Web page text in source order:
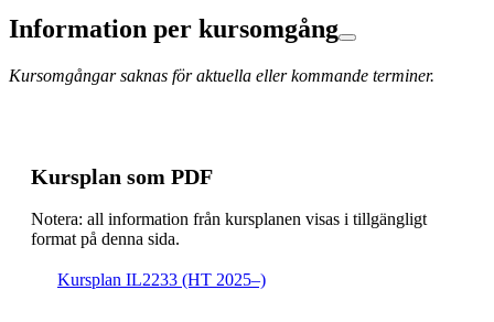
Information per kursomgång
Kursomgångar saknas för aktuella eller kommande terminer.
Kursplan som PDF
Notera: all information från kursplanen visas i tillgängligt
format på denna sida.
Kursplan IL2233 (HT 2025–)